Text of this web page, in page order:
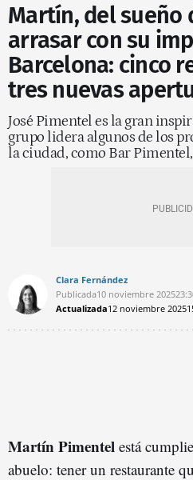
Martín, del sueño
arrasar con su
Barcelona: cinco
tres nuevas
José Pimentel es la gran
grupo lidera algunos de los
la ciudad, como Bar
Clara Fernández
Publicada10 noviembre 2025
Actualizada12 noviembre 2025
Martín Pimentel está
abuelo: tener un restaurante